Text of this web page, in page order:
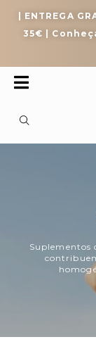
| ENTREGA
35€ |
Suplementos